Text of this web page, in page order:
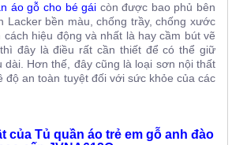
áo gỗ cho bé gái còn được bao phủ bên
Lacker bền màu, chống trầy, chống xước
hiệu động và nhất là hay cầm bút vẽ
đây là điều rất cần thiết để có thể giữ
dài. Hơn thế, đây cũng là loại sơn nội thất
độ an toàn tuyệt đối với sức khỏe của các
của Tủ quần áo trẻ em gỗ anh đào